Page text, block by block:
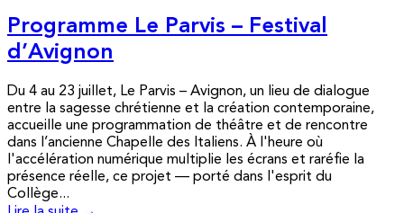
Programme Le Parvis – Festival
d’Avignon
Du 4 au 23 juillet, Le Parvis – Avignon, un lieu de dialogue
entre la sagesse chrétienne et la création contemporaine,
accueille une programmation de théâtre et de rencontre
dans l’ancienne Chapelle des Italiens. À l'heure où
l'accélération numérique multiplie les écrans et raréfie la
présence réelle, ce projet — porté dans l'esprit du
Collège...